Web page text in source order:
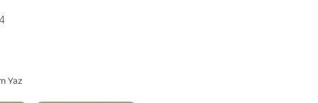
Yaz